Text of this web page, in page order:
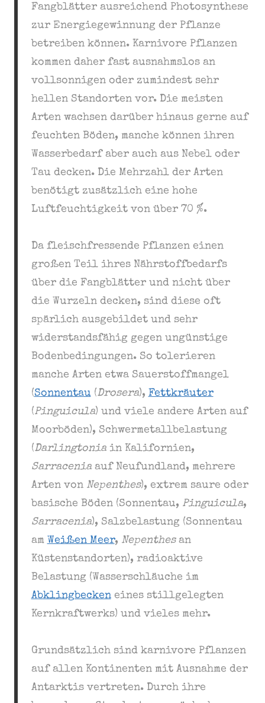
Fangblätter ausreichend Photosynthese
zur Energiegewinnung der Pflanze
betreiben können. Karnivore Pflanzen
kommen daher fast ausnahmslos an
vollsonnigen oder zumindest sehr
hellen Standorten vor. Die meisten
Arten wachsen darüber hinaus gerne auf
feuchten Böden, manche können ihren
Wasserbedarf aber auch aus Nebel oder
Tau decken. Die Mehrzahl der Arten
benötigt zusätzlich eine hohe
Luftfeuchtigkeit von über 70 %.
Da fleischfressende Pflanzen einen
großen Teil ihres Nährstoffbedarfs
über die Fangblätter und nicht über
die Wurzeln decken, sind diese oft
spärlich ausgebildet und sehr
widerstandsfähig gegen ungünstige
Bodenbedingungen. So tolerieren
manche Arten etwa Sauerstoffmangel
(Sonnentau(Drosera), Fettkräuter
(Pinguicula) und viele andere Arten auf
Moorböden), Schwermetallbelastung
(Darlingtoniain Kalifornien,
Sarraceniaauf Neufundland, mehrere
Arten von Nepenthes), extrem saure oder
basische Böden (Sonnentau, Pinguicula,
Sarracenia), Salzbelastung (Sonnentau
am Weißen Meer, Nepenthesan
Küstenstandorten), radioaktive
Belastung (Wasserschläuche im
Abklingbeckeneines stillgelegten
Kernkraftwerks) und vieles mehr.
Grundsätzlich sind karnivore Pflanzen
auf allen Kontinenten mit Ausnahme der
Antarktis vertreten. Durch ihre